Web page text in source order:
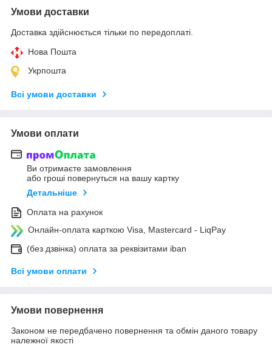
Умови доставки
Доставка здійснюється тільки по передоплаті.
Нова Пошта
Укрпошта
Всі умови доставки
Умови оплати
Ви отримаєте замовлення
або гроші повернуться на вашу картку
Детальніше
Оплата на рахунок
Онлайн-оплата карткою Visa, Mastercard - LiqPay
(без дзвінка) оплата за реквізитами iban
Всі умови оплати
Умови повернення
Законом не передбачено повернення та обмін даного товару
належної якості